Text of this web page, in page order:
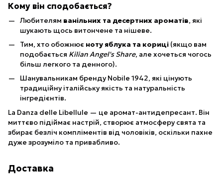
Кому він сподобається?
Любителям ванільних та десертних ароматів, які
шукають щось витончене та нішеве.
Тим, хто обожнює ноту яблука та кориці (якщо вам
подобається Kilian Angel's Share, але хочеться чогось
більш легкого та денного).
Шанувальникам бренду Nobile 1942, які цінують
традиційну італійську якість та натуральність
інгредієнтів.
La Danza delle Libellule — це аромат-антидепресант. Він
миттєво підіймає настрій, створює атмосферу свята та
збирає безліч компліментів від чоловіків, оскільки пахне
дуже зрозуміло та привабливо.
Доставка